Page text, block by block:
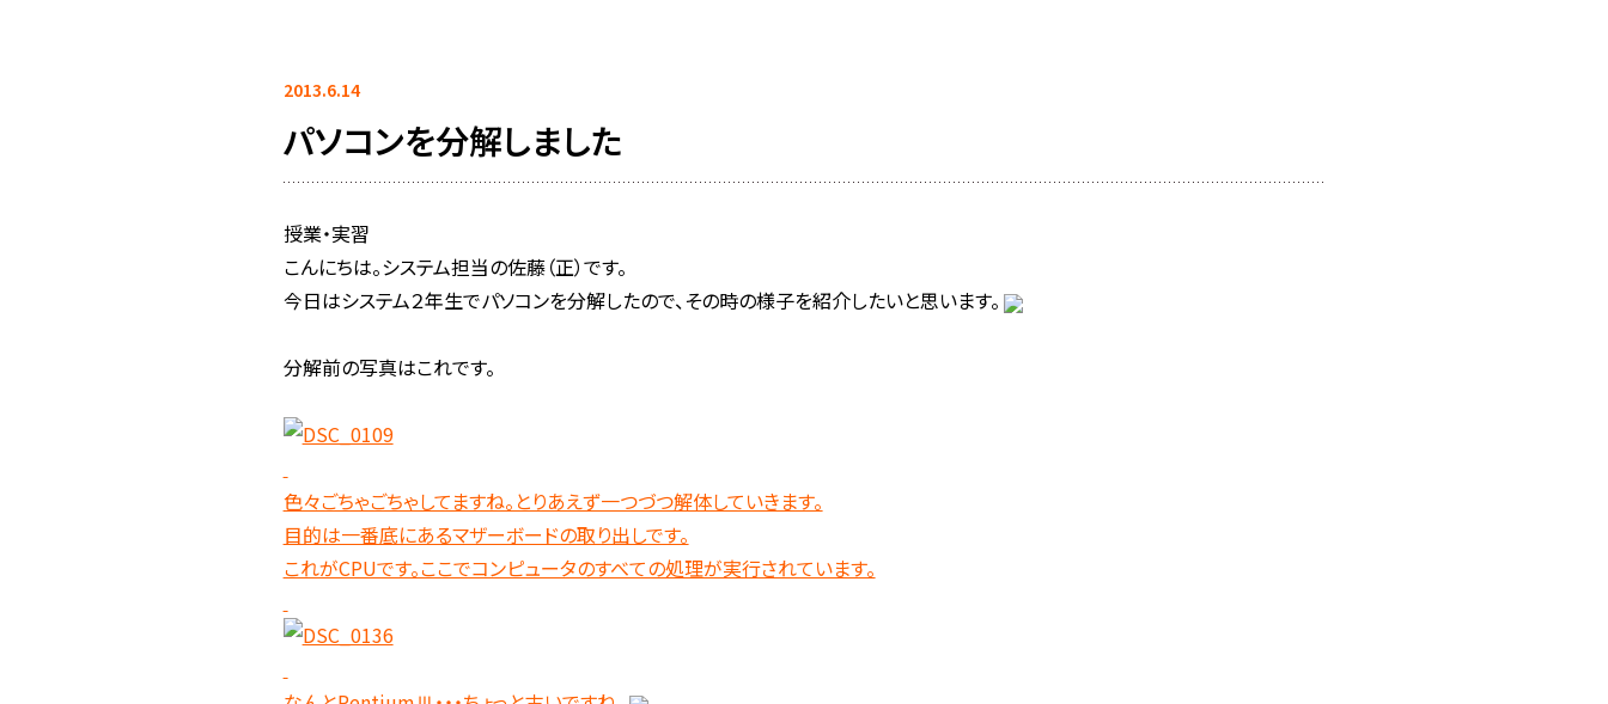
2013.6.14
パソコンを分解しました
授業・実習
こんにちは。システム担当の佐藤（正）です。
今日はシステム２年生でパソコンを分解したので、その時の様子を紹介したいと思います。
分解前の写真はこれです。
色々ごちゃごちゃしてますね。とりあえず一つづつ解体していきます。
目的は一番底にあるマザーボードの取り出しです。
これがCPUです。ここでコンピュータのすべての処理が実行されています。